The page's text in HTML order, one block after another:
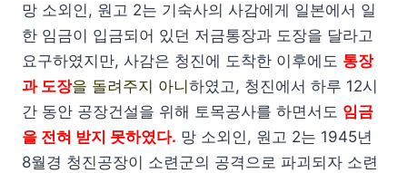
망 소외인, 원고 2는 기숙사의 사감에게 일본에서 일
한 임금이 입금되어 있던 저금통장과 도장을 달라고
요구하였지만, 사감은 청진에 도착한 이후에도 통장
과 도장을 돌려주지 아니하였고, 청진에서 하루 12시
간 동안 공장건설을 위해 토목공사를 하면서도 임금
을 전혀 받지 못하였다. 망 소외인, 원고 2는 1945년
8월경 청진공장이 소련군의 공격으로 파괴되자 소련